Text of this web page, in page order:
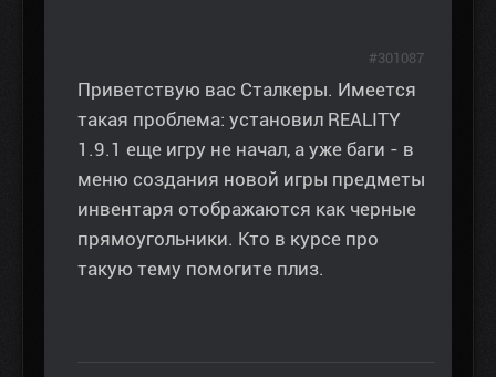
Приветствую вас Сталкеры. Имеется
такая проблема: установил REALITY
1.9.1 еще игру не начал, а уже баги - в
меню создания новой игры предметы
инвентаря отображаются как черные
прямоугольники. Кто в курсе про
такую тему помогите плиз.
#301087